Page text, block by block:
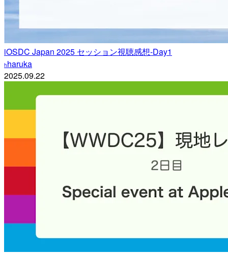
iOSDC Japan 2025 セッション視聴感想-Day1
hharuka
2025.09.22